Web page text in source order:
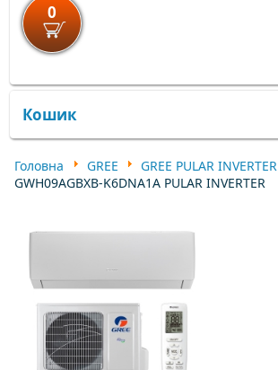
0
×
×
Кошик
Головна GREE GREE PULAR INVERTER
GWH09AGBXB-K6DNA1A PULAR INVERTER